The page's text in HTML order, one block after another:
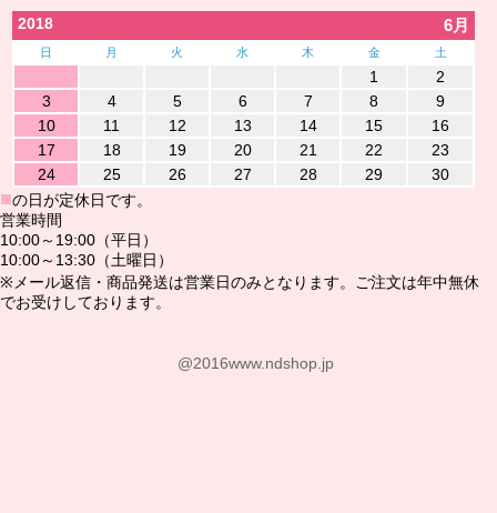
2018 6月
日 月 火 水 木 金 土
1
2
3
4 5 6 7 8
9
10
11 12 13 14 15
16
17
18 19 20 21 22
23
24
25 26 27 28 29 30
■の日が定休日です。
営業時間
10:00～19:00（平日）
10:00～13:30（土曜日）
※メール返信・商品発送は営業日のみとなります。ご注文は年中無休
でお受けしております。
@2016www.ndshop.jp